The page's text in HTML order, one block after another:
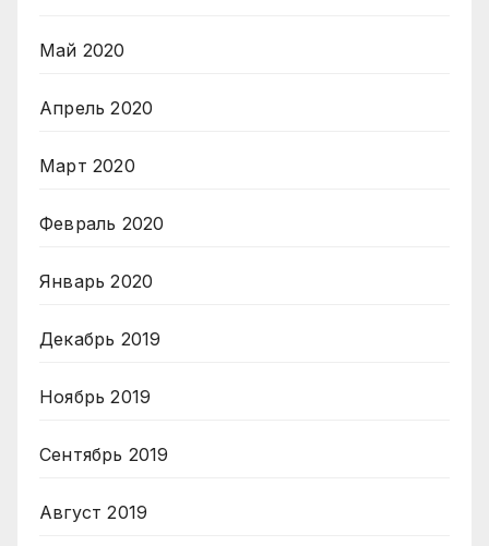
Май 2020
Апрель 2020
Март 2020
Февраль 2020
Январь 2020
Декабрь 2019
Ноябрь 2019
Сентябрь 2019
Август 2019